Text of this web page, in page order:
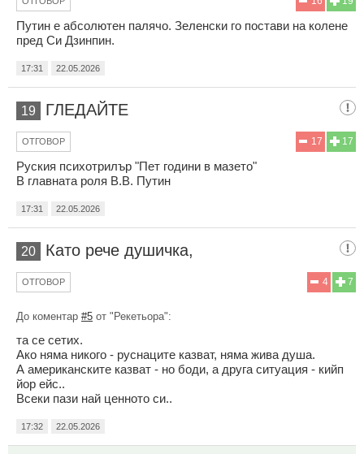
Путин е абсолютен палячо. Зеленски го постави на колене
пред Си Дзинпин.
17:31 22.05.2026
19 ГЛЕДАЙТЕ
17
17
ОТГОВОР
Руския психотрилър "Пет години в мазето"
В главната роля В.В. Путин
17:31 22.05.2026
20 Като рече душичка,
7
4
ОТГОВОР
До коментар #5 от "Рекетьора":
та се сетих.
Ако няма никого - руснаците казват, няма жива душа.
А американските казват - но боди, а друга ситуация - кийп
йор ейс..
Всеки пази най ценното си..
17:32 22.05.2026